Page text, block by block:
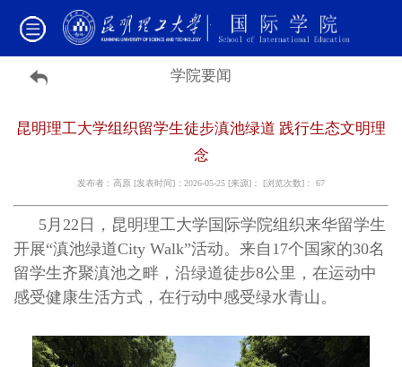
学院要闻
昆明理工大学组织留学生徒步滇池绿道 践行生态文明理
念
发布者：高原 [发表时间]：2026-05-25 [来源]： [浏览次数]： 67
5月22日，昆明理工大学国际学院组织来华留学生
开展“滇池绿道City Walk”活动。来自17个国家的30名
留学生齐聚滇池之畔，沿绿道徒步8公里，在运动中
感受健康生活方式，在行动中感受绿水青山。